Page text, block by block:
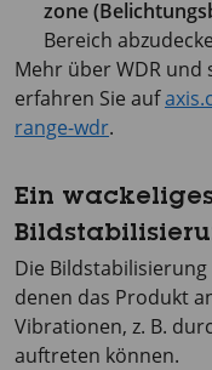
zone
Bereich
Mehr über WDR und
erfahren Sie auf
range-wdr.
Ein
Die
denen das Produkt
Vibrationen, z. B.
auftreten können.